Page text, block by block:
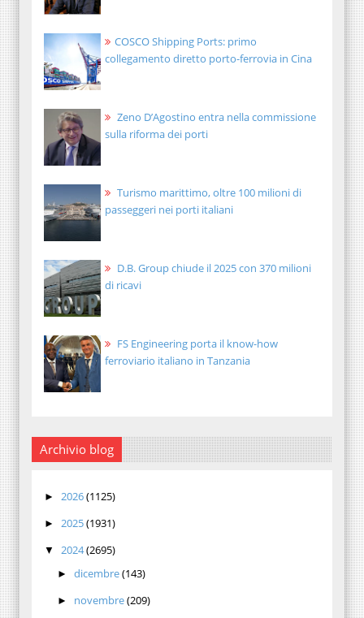
COSCO Shipping Ports: primo
collegamento diretto porto-ferrovia in Cina
Zeno D’Agostino entra nella commissione
sulla riforma dei porti
Turismo marittimo, oltre 100 milioni di
passeggeri nei porti italiani
D.B. Group chiude il 2025 con 370 milioni
di ricavi
FS Engineering porta il know-how
ferroviario italiano in Tanzania
Archivio blog
► 2026(1125)
► 2025(1931)
▼ 2024(2695)
► dicembre(143)
► novembre(209)